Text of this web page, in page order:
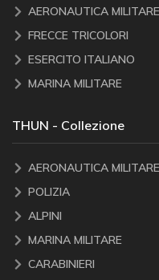
AERONAUTICA MILITARE
FRECCE TRICOLORI
ESERCITO ITALIANO
MARINA MILITARE
THUN - Collezione
AERONAUTICA MILITARE
POLIZIA
ALPINI
MARINA MILITARE
CARABINIERI